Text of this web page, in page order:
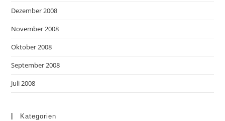
Dezember 2008
November 2008
Oktober 2008
September 2008
Juli 2008
Kategorien